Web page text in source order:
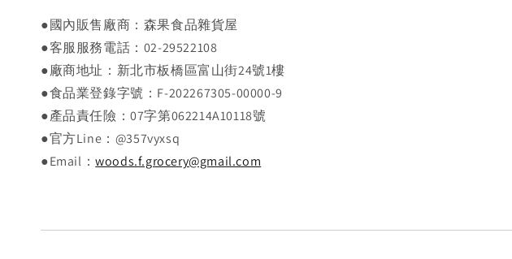
●國內販售廠商：森果食品雜貨屋
●客服服務電話：02-29522108
●廠商地址：新北市板橋區富山街24號1樓
●食品業登錄字號：F-202267305-00000-9
●產品責任險：07字第062214A10118號
●官方Line：@357vyxsq
●Email：woods.f.grocery@gmail.com